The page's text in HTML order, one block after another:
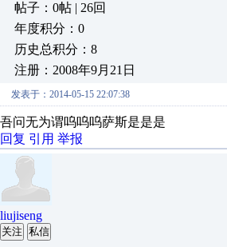
帖子：0帖 | 26回
年度积分：0
历史总积分：8
注册：2008年9月21日
发表于：2014-05-15 22:07:38
吾问无为谓呜呜呜萨斯是是是
回复 引用 举报
liujiseng
关注 私信